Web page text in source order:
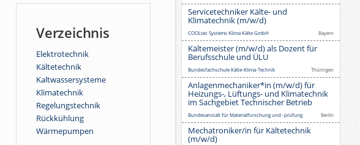
Verzeichnis
Elektrotechnik
Kältetechnik
Kaltwassersysteme
Klimatechnik
Regelungstechnik
Rückkühlung
Wärmepumpen
Servicetechniker Kälte- und
Klimatechnik (m/w/d)
COOLtec Systems Klima Kälte GmbH Bayern
Kältemeister (m/w/d) als Dozent für
Berufsschule und ÜLU
Bundesfachschule Kälte-Klima-Technik Thüringen
Anlagenmechaniker*in (m/w/d) für
Heizungs-, Lüftungs- und Klimatechnik
im Sachgebiet Technischer Betrieb
Bundesanstalt für Materialforschung und -prüfung Berlin
Mechatroniker/in für Kältetechnik
(m/w/d)